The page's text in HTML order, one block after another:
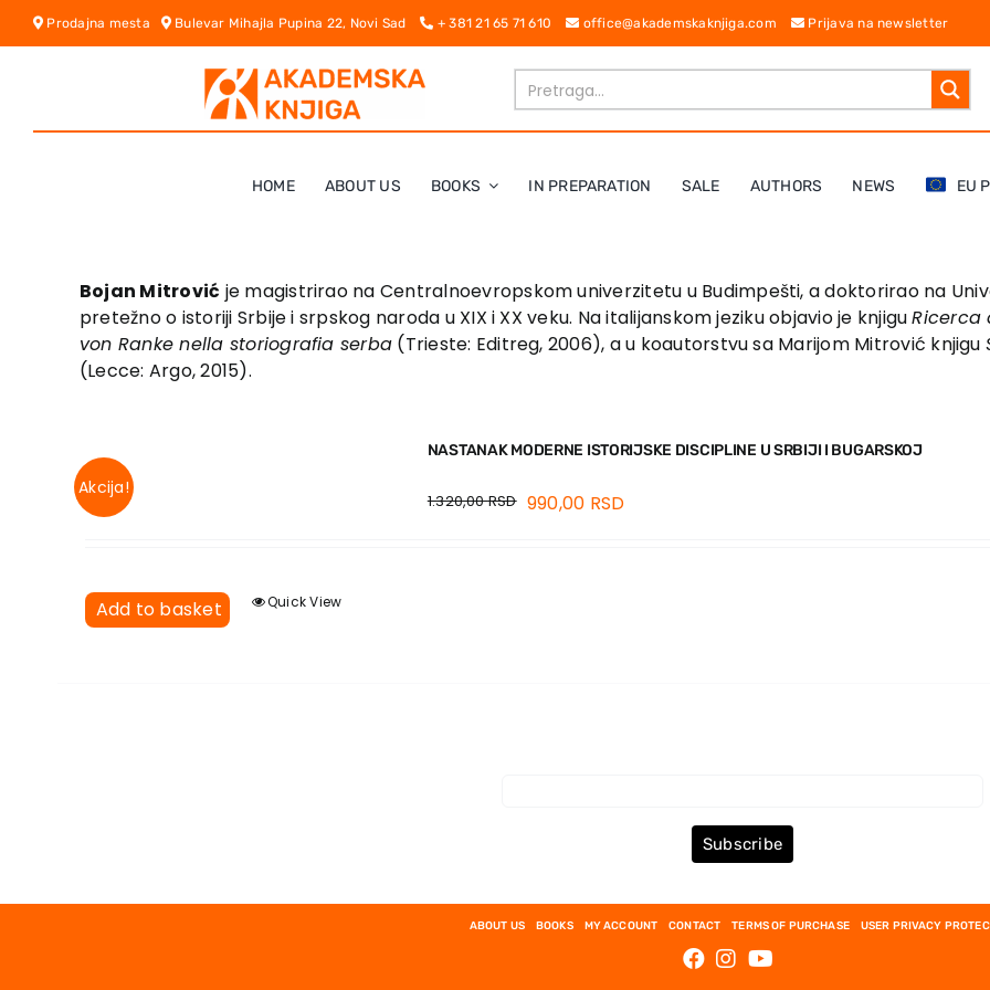
Skip
Prodajna mesta Bulevar Mihajla Pupina 22, Novi Sad + 381 21 65 71 610 office@akademskaknjiga.com Prijava na newsletter
HOME ABOUT US BOOKS IN PREPARATION SALE AUTHORS NEWS EU
Bojan Mitrović je magistrirao na Centralnoevropskom univerzitetu u Budimpešti, a doktorirao na
pretežno o istoriji Srbije i srpskog naroda u XIX i XX veku. Na italijanskom jeziku objavio je knjiguRicerca
von Ranke nella storiografia serba (Trieste: Editreg, 2006), a u koautorstvu sa Marijom Mitrović knjigu
(Lecce: Argo, 2015).
Akcija!
NASTANAK MODERNE ISTORIJSKE DISCIPLINE U SRBIJI I BUGARSKOJ
1.320,00RSD 990,00 RSD
Add to basket Quick View
Subscribe
ABOUT US BOOKS MY ACCOUNT CONTACT TERMS OF PURCHASE USER PRIVACY